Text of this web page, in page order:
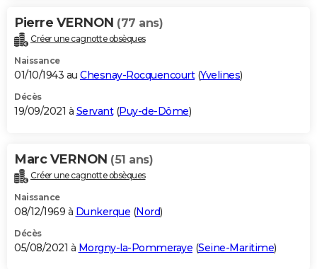
Pierre VERNON (77 ans)
Créer une cagnotte obsèques
Naissance
01/10/1943 au Chesnay-Rocquencourt(Yvelines)
Décès
19/09/2021 à Servant(Puy-de-Dôme)
Marc VERNON (51 ans)
Créer une cagnotte obsèques
Naissance
08/12/1969 à Dunkerque (Nord)
Décès
05/08/2021 à Morgny-la-Pommeraye (Seine-Maritime)